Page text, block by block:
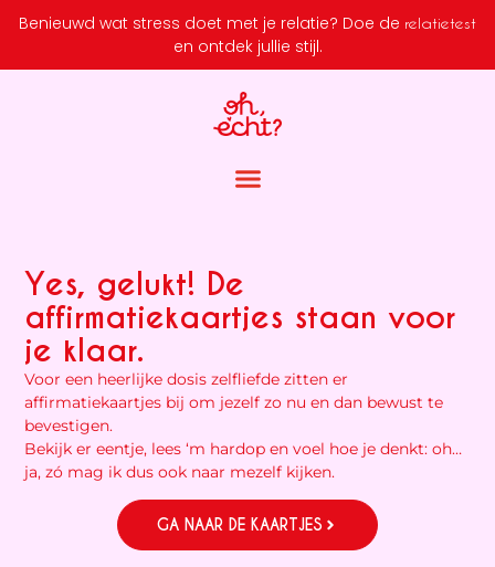
Benieuwd wat stress doet met je relatie? Doe de relatietest
en ontdek jullie stijl.
Yes, gelukt! De
affirmatiekaartjes staan voor
je klaar.
Voor een heerlijke dosis zelfliefde zitten er
affirmatiekaartjes bij om jezelf zo nu en dan bewust te
bevestigen.
Bekijk er eentje, lees ‘m hardop en voel hoe je denkt: oh…
ja, zó mag ik dus ook naar mezelf kijken.
GA NAAR DE KAARTJES